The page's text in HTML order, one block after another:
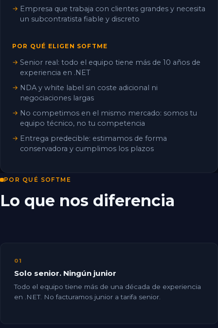
Empresa que trabaja con clientes grandes y necesita
un subcontratista fiable y discreto
POR QUÉ ELIGEN SOFTME
Senior real: todo el equipo tiene más de 10 años de
experiencia en .NET
NDA y white label sin coste adicional ni
negociaciones largas
No competimos en el mismo mercado: somos tu
equipo técnico, no tu competencia
Entrega predecible: estimamos de forma
conservadora y cumplimos los plazos
POR QUÉ SOFTME
Lo que nos diferencia
01
Solo senior. Ningún junior
Todo el equipo tiene más de una década de experiencia
en .NET. No facturamos junior a tarifa senior.